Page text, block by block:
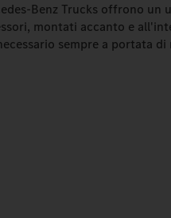
Benz Trucks offrono un
montati accanto e
sempre a portata